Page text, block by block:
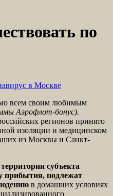
по
в Москве
всем своим любимым
Аэрофлот-бонус).
регионов принято
изоляции и медицинском
из Москвы и Санкт-
субъекта
прибытия, подлежат
в домашних условиях